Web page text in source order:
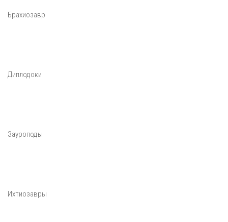
Брахиозавр
Диплодоки
Зауроподы
Ихтиозавры